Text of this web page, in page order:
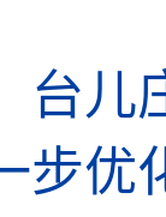
台
步